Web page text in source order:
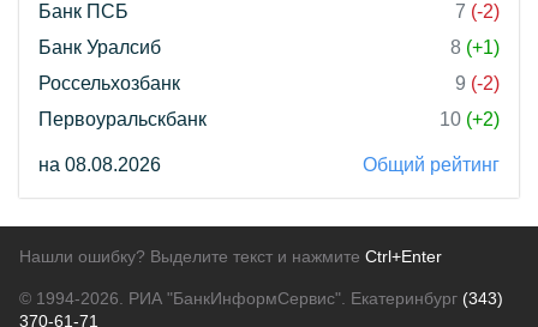
Банк ПСБ
7 (-2)
Банк Уралсиб
8 (+1)
Россельхозбанк
9 (-2)
Первоуральскбанк
10 (+2)
на 08.08.2026 Общий рейтинг
Нашли ошибку? Выделите текст и нажмите Ctrl+Enter
© 1994-2026. РИА "БанкИнформСервис". Екатеринбург (343)
370-61-71